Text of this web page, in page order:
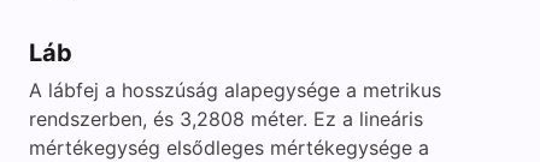
Láb
A lábfej a hosszúság alapegysége a metrikus
rendszerben, és 3,2808 méter. Ez a lineáris
mértékegység elsődleges mértékegysége a